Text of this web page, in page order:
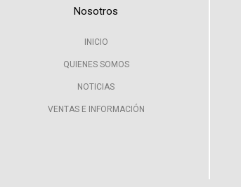
Nosotros
INICIO
QUIENES SOMOS
NOTICIAS
VENTAS E INFORMACIÓN